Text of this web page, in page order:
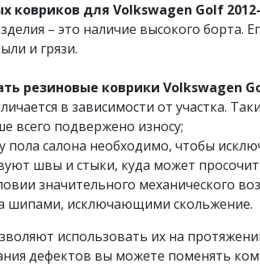
ковриков для Volkswagen Golf
– это наличие высокого борта.
и грязи.
резиновые коврики Volkswagen
в зависимости от участка.
всего подвержено износу;
пола салона необходимо, чтобы
швы и стыки, куда может
значительного механического
шипами, исключающими скольжение.
использовать их на
дефектов вы можете поменять